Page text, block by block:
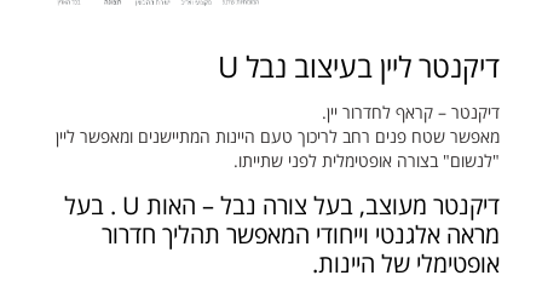
דיקנטר ליין בעיצוב נבל U
דיקנטר – קראף לחדרור יין.
מאפשר שטח פנים רחב לריכוך טעם היינות המתיישנים ומאפשר ליין
"לנשום" בצורה אופטימלית לפני שתייתו.
דיקנטר מעוצב, בעל צורה נבל – האות U . בעל
מראה אלגנטי וייחודי המאפשר תהליך חדרור
אופטימלי של היינות.